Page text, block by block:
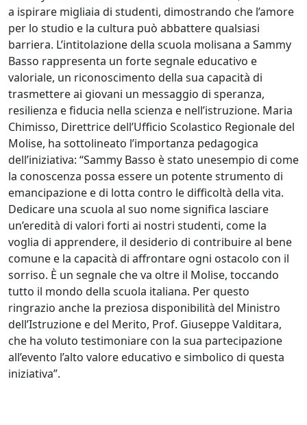
a ispirare migliaia di studenti, dimostrando che l’amore
per lo studio e la cultura può abbattere qualsiasi
barriera. L’intitolazione della scuola molisana a Sammy
Basso rappresenta un forte segnale educativo e
valoriale, un riconoscimento della sua capacità di
trasmettere ai giovani un messaggio di speranza,
resilienza e fiducia nella scienza e nell’istruzione. Maria
Chimisso, Direttrice dell’Ufficio Scolastico Regionale del
Molise, ha sottolineato l’importanza pedagogica
dell’iniziativa: “Sammy Basso è stato unesempio di come
la conoscenza possa essere un potente strumento di
emancipazione e di lotta contro le difficoltà della vita.
Dedicare una scuola al suo nome significa lasciare
un’eredità di valori forti ai nostri studenti, come la
voglia di apprendere, il desiderio di contribuire al bene
comune e la capacità di affrontare ogni ostacolo con il
sorriso. È un segnale che va oltre il Molise, toccando
tutto il mondo della scuola italiana. Per questo
ringrazio anche la preziosa disponibilità del Ministro
dell’Istruzione e del Merito, Prof. Giuseppe Valditara,
che ha voluto testimoniare con la sua partecipazione
all’evento l’alto valore educativo e simbolico di questa
iniziativa”.